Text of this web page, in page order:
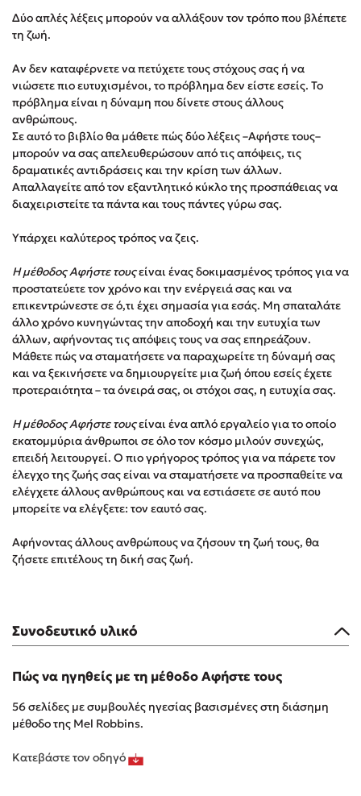
Φυστίκι ΠουΚυλάει
Παύλος Καστανάς
El Sombrero
Στέφανος Ξενάκης
Sebastian Fitzek
Freida McFadden
Κατρίνα Τσάνταλη
Lucinda Riley
Mimi Matthews
Rebecca Yarros
Teo Benedetti
Τζένη Κουτσοδημητροπούλου
Emily Henry
Ali Hazelwood
Cori Doerrfeld
Pierdomenico Baccalario
Δημοφιλή Άρθρα
Τεστ: Ποιο αστυνομικό βιβλίο σου ταιριάζει για το καλοκαίρι;
3 βιβλία βασισμένα σε αληθινά γεγονότα!
Μια λέξη που συχνά νιώθεις αλλά την αγνοείς
ελληνικής μυθολογίας
Εύκολη συνταγή για chicken BBQ pizza από τον Άκη
3 βιβλία που μπορείς να διαβάσεις σε μια μέρα!
Διακοπές με τα παιδιά: Η ανάγκη μας για παύση σε μετωπική
σύγκρουση με τη δική τους για εκτόνωση
Δύο απλές λέξεις μπορούν να αλλάξουν τον τρόπο που βλέπετε
τη ζωή.
Αν δεν καταφέρνετε να πετύχετε τους στόχους σας ή να
νιώσετε πιο ευτυχισμένοι, το πρόβλημα δεν είστε εσείς. Το
πρόβλημα είναι η δύναμη που δίνετε στους άλλους
ανθρώπους.
Σε αυτό το βιβλίο θα μάθετε πώς δύο λέξεις –Αφήστε τους–
μπορούν να σας απελευθερώσουν από τις απόψεις, τις
δραματικές αντιδράσεις και την κρίση των άλλων.
Απαλλαγείτε από τον εξαντλητικό κύκλο της προσπάθειας να
διαχειριστείτε τα πάντα και τους πάντες γύρω σας.
Υπάρχει καλύτερος τρόπος να ζεις.
Η μέθοδος Αφήστε τουςείναι ένας δοκιμασμένος τρόπος για να
προστατεύετε τον χρόνο και την ενέργειά σας και να
επικεντρώνεστε σε ό,τι έχει σημασία για εσάς. Μη σπαταλάτε
άλλο χρόνο κυνηγώντας την αποδοχή και την ευτυχία των
άλλων, αφήνοντας τις απόψεις τους να σας επηρεάζουν.
Μάθετε πώς να σταματήσετε να παραχωρείτε τη δύναμή σας
και να ξεκινήσετε να δημιουργείτε μια ζωή όπου εσείς έχετε
προτεραιότητα – τα όνειρά σας, οι στόχοι σας, η ευτυχία σας.
Η μέθοδος Αφήστε τουςείναι ένα απλό εργαλείο για το οποίο
εκατομμύρια άνθρωποι σε όλο τον κόσμο μιλούν συνεχώς,
επειδή λειτουργεί. Ο πιο γρήγορος τρόπος για να πάρετε τον
έλεγχο της ζωής σας είναι να σταματήσετε να προσπαθείτε να
ελέγχετε άλλους ανθρώπους και να εστιάσετε σε αυτό που
μπορείτε να ελέγξετε: τον εαυτό σας.
Αφήνοντας άλλους ανθρώπους να ζήσουν τη ζωή τους, θα
ζήσετε επιτέλους τη δική σας ζωή.
Συνοδευτικό υλικό
Πώς να ηγηθείς με τη μέθοδο Αφήστε τους
56 σελίδες με συμβουλές ηγεσίας βασισμένες στη διάσημη
μέθοδο της Mel Robbins.
Κατεβάστε τον οδηγό